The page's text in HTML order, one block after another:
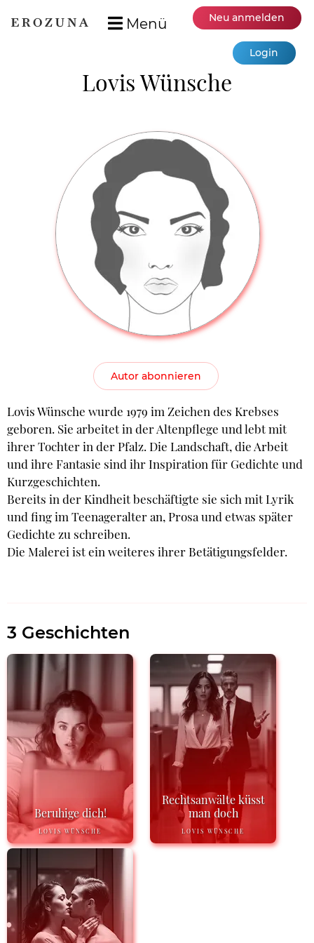
Menü Neu anmelden
Login
Lovis Wünsche
Autor abonnieren
Lovis Wünsche wurde 1979 im Zeichen des Krebses
geboren. Sie arbeitet in der Altenpflege und lebt mit
ihrer Tochter in der Pfalz. Die Landschaft, die Arbeit
und ihre Fantasie sind ihr Inspiration für Gedichte und
Kurzgeschichten.
Bereits in der Kindheit beschäftigte sie sich mit Lyrik
und fing im Teenageralter an, Prosa und etwas später
Gedichte zu schreiben.
Die Malerei ist ein weiteres ihrer Betätigungsfelder.
3 Geschichten
Beruhige dich!
LOVIS WÜNSCHE
Rechtsanwälte küsst
man doch
LOVIS WÜNSCHE